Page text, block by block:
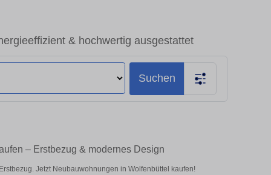
& hochwertig ausgestattet
Suchen
– Erstbezug & modernes Design
Jetzt Neubauwohnungen in Wolfenbüttel kaufen!